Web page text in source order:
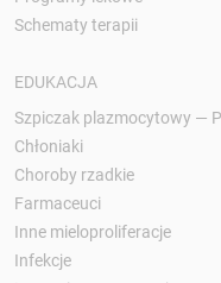
Schematy terapii
EDUKACJA
Szpiczak plazmocytowy —
Chłoniaki
Choroby rzadkie
Farmaceuci
Inne mieloproliferacje
Infekcje